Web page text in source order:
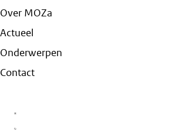
Over MOZa
Actueel
Onderwerpen
Contact